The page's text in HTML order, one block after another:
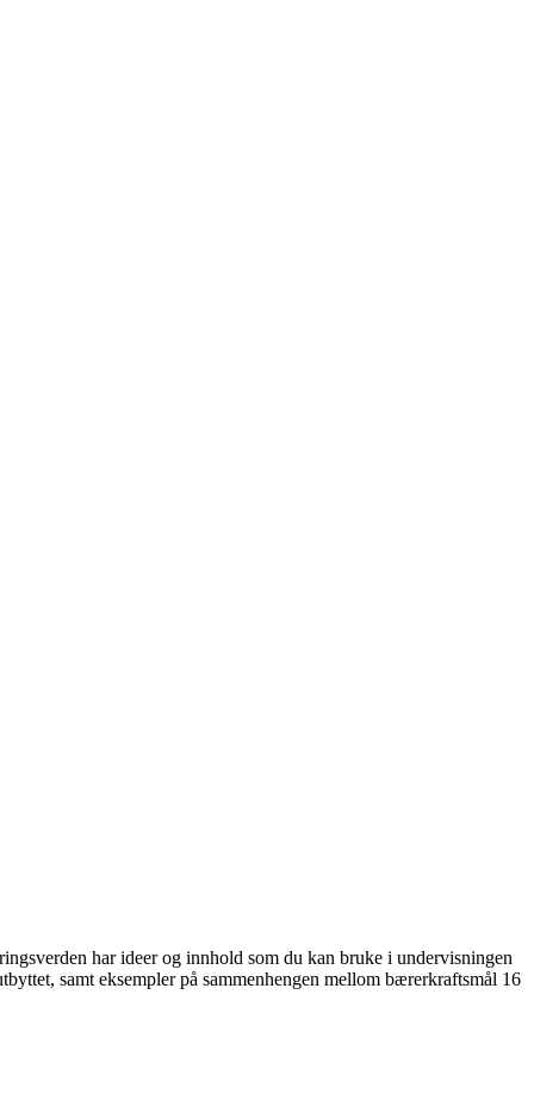
har ideer og innhold som du kan bruke i undervisningen
samt eksempler på sammenhengen mellom bærerkraftsmål 16